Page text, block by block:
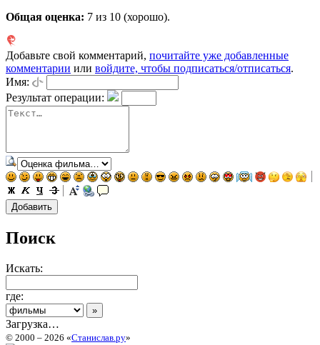
Общая оценка: 7 из 10 (хорошо).
Добавьте свой комментарий, почитайте уже добавленные
комментарии или войдите, чтобы подписаться/отписаться.
Имя:
Результат операции:
Поиск
Искать:
где:
Загрузка…
© 2000 – 2026 «Станислав.ру»